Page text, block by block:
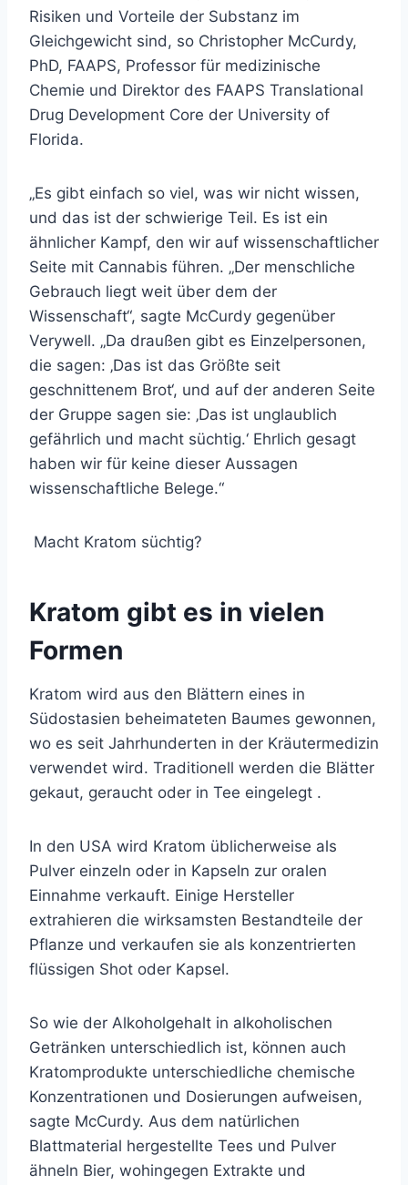
Risiken und Vorteile der Substanz im
Gleichgewicht sind, so Christopher McCurdy,
PhD, FAAPS, Professor für medizinische
Chemie und Direktor des FAAPS Translational
Drug Development Core der University of
Florida.
„Es gibt einfach so viel, was wir nicht wissen,
und das ist der schwierige Teil. Es ist ein
ähnlicher Kampf, den wir auf wissenschaftlicher
Seite mit Cannabis führen. „Der menschliche
Gebrauch liegt weit über dem der
Wissenschaft“, sagte McCurdy gegenüber
Verywell. „Da draußen gibt es Einzelpersonen,
die sagen: ‚Das ist das Größte seit
geschnittenem Brot‘, und auf der anderen Seite
der Gruppe sagen sie: ‚Das ist unglaublich
gefährlich und macht süchtig.‘ Ehrlich gesagt
haben wir für keine dieser Aussagen
wissenschaftliche Belege.“
Macht Kratom süchtig?
Kratom gibt es in vielen
Formen
Kratom wird aus den Blättern eines in
Südostasien beheimateten Baumes gewonnen,
wo es seit Jahrhunderten in der Kräutermedizin
verwendet wird. Traditionell werden die Blätter
gekaut, geraucht oder in Tee eingelegt .
In den USA wird Kratom üblicherweise als
Pulver einzeln oder in Kapseln zur oralen
Einnahme verkauft. Einige Hersteller
extrahieren die wirksamsten Bestandteile der
Pflanze und verkaufen sie als konzentrierten
flüssigen Shot oder Kapsel.
So wie der Alkoholgehalt in alkoholischen
Getränken unterschiedlich ist, können auch
Kratomprodukte unterschiedliche chemische
Konzentrationen und Dosierungen aufweisen,
sagte McCurdy. Aus dem natürlichen
Blattmaterial hergestellte Tees und Pulver
ähneln Bier, wohingegen Extrakte und